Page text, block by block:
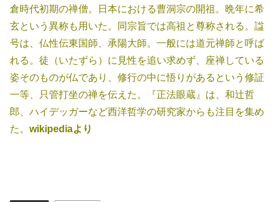
倉時代初期の禅僧。日本における曹洞宗の開祖。晩年に希
玄という異称も用いた。同宗旨では高祖と尊称される。諡
号は、仏性伝東国師、承陽大師。一般には道元禅師と呼ば
れる。徒（いたずら）に見性を追い求めず、座禅している
姿そのものが仏であり、修行の中に悟りがあるという修証
一等、只管打坐の禅を伝えた。『正法眼蔵』は、和辻哲
郎、ハイデッガーなど西洋哲学の研究家からも注目を集め
た。 wikipediaより